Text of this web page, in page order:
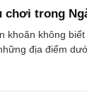
trong
khoăn không
địa điểm